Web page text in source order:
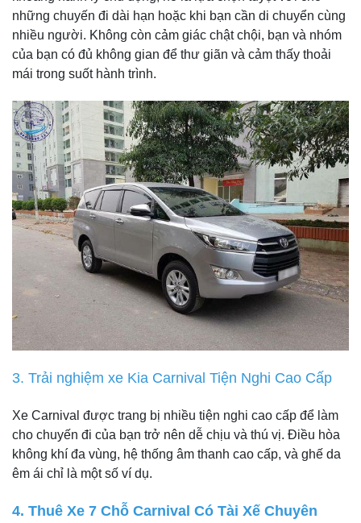
những chuyến đi dài hạn hoặc khi bạn cần di chuyển cùng
nhiều người. Không còn cảm giác chật chội, bạn và nhóm
của bạn có đủ không gian để thư giãn và cảm thấy thoải
mái trong suốt hành trình.
3. Trải nghiệm xe Kia Carnival Tiện Nghi Cao Cấp
Xe Carnival được trang bị nhiều tiện nghi cao cấp để làm
cho chuyến đi của bạn trở nên dễ chịu và thú vị. Điều hòa
không khí đa vùng, hệ thống âm thanh cao cấp, và ghế da
êm ái chỉ là một số ví dụ.
4. Thuê Xe 7 Chỗ Carnival Có Tài Xế Chuyên